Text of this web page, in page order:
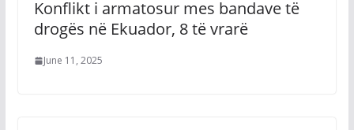
Konflikt i armatosur mes bandave të
drogës në Ekuador, 8 të vrarë
June 11, 2025